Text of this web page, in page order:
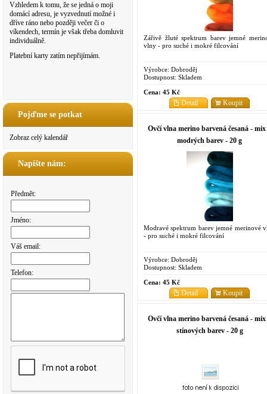
Vzhledem k tomu, že se jedná o moji
domácí adresu, je vyzvednutí možné i
dříve ráno nebo později večer či o
víkendech, termín je však třeba domluvit
individuálně.
Platební karty zatím nepřijímám.
Pojďme se potkat
Zobraz celý kalendář
Napište nám:
Předmět:
Jméno:
Váš email:
Telefon:
Zářivě žluté spektrum barev jemné
vlny - pro suché i mokré filcování
Výrobce: Dobroděj
Dostupnost: Skladem
Cena: 45 Kč
Koupit
Detail
Ovčí vlna merino barvená česaná - mix
modrých barev - 20 g
Modravé spektrum barev jemné merinové
- pro suché i mokré filcování
Výrobce: Dobroděj
Dostupnost: Skladem
Cena: 45 Kč
Koupit
Detail
Ovčí vlna merino barvená česaná - mix
stínových barev - 20 g